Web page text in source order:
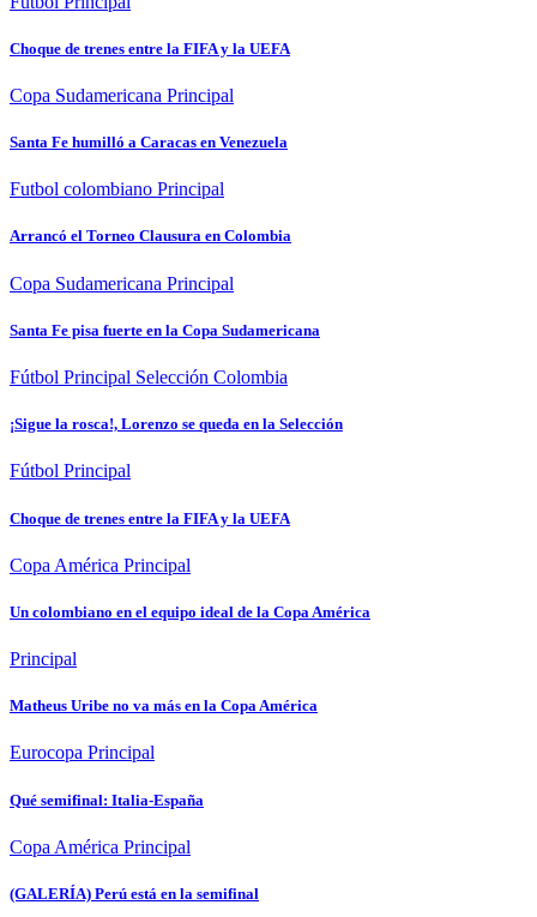
Choque de trenes entre la FIFA y la UEFA
Copa Sudamericana Principal
Santa Fe humilló a Caracas en Venezuela
Futbol colombiano Principal
Arrancó el Torneo Clausura en Colombia
Copa Sudamericana Principal
Santa Fe pisa fuerte en la Copa Sudamericana
Fútbol Principal Selección Colombia
¡Sigue la rosca!, Lorenzo se queda en la Selección
Fútbol Principal
Choque de trenes entre la FIFA y la UEFA
Copa América Principal
Un colombiano en el equipo ideal de la Copa América
Principal
Matheus Uribe no va más en la Copa América
Eurocopa Principal
Qué semifinal: Italia-España
Copa América Principal
(GALERÍA) Perú está en la semifinal